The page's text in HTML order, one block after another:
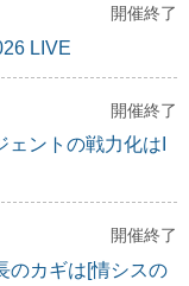
開催終了
LIVE
開催終了
ェントの戦力化はI
開催終了
のカギは[情シスの